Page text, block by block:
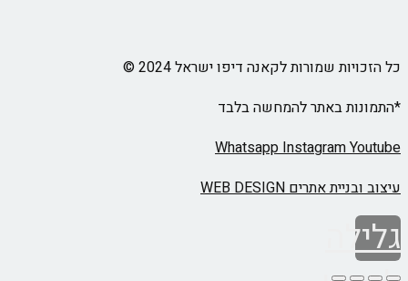
כל הזכויות שמורות לקאנה דיפו ישראל 2024 ©
*התמונות באתר להמחשה בלבד
WhatsappInstagramYoutube
עיצוב ובניית אתרים WEB DESIGN
גלילה